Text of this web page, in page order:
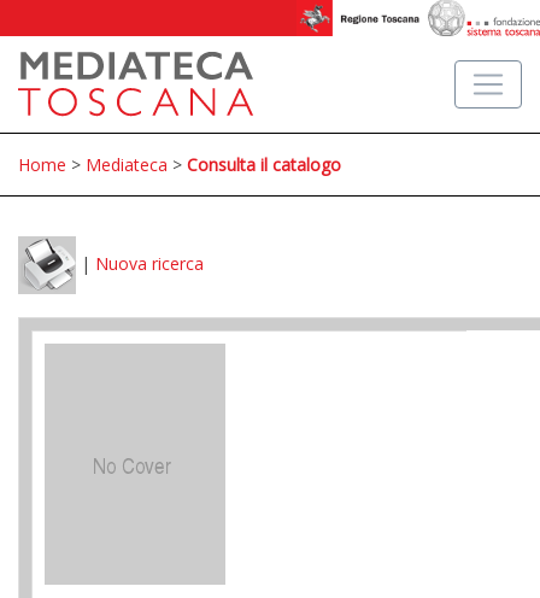
Home > Mediateca > Consulta il catalogo
| Nuova ricerca